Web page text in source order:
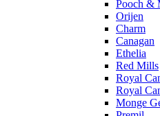
Pooch &
Orijen
Charm
Canagan
Ethelia
Red Mills
Royal
Royal
Monge